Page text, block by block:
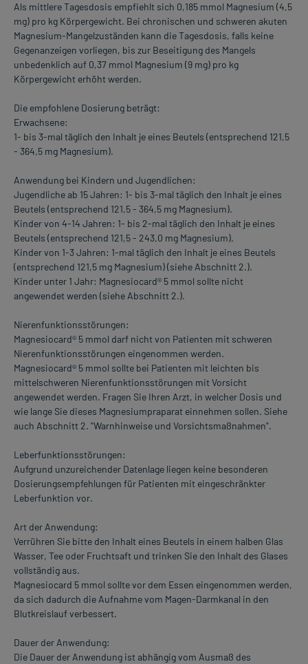
Als mittlere Tagesdosis empfiehlt sich 0,185 mmol Magnesium (4,5
mg) pro kg Körpergewicht. Bei chronischen und schweren akuten
Magnesium-Mangelzuständen kann die Tagesdosis, falls keine
Gegenanzeigen vorliegen, bis zur Beseitigung des Mangels
unbedenklich auf 0,37 mmol Magnesium (9 mg) pro kg
Körpergewicht erhöht werden.
Die empfohlene Dosierung beträgt:
Erwachsene:
1- bis 3-mal täglich den Inhalt je eines Beutels (entsprechend 121,5
- 364,5 mg Magnesium).
Anwendung bei Kindern und Jugendlichen:
Jugendliche ab 15 Jahren: 1- bis 3-mal täglich den Inhalt je eines
Beutels (entsprechend 121,5 - 364,5 mg Magnesium).
Kinder von 4-14 Jahren: 1- bis 2-mal täglich den Inhalt je eines
Beutels (entsprechend 121,5 - 243,0 mg Magnesium).
Kinder von 1-3 Jahren: 1-mal täglich den Inhalt je eines Beutels
(entsprechend 121,5 mg Magnesium) (siehe Abschnitt 2.).
Kinder unter 1 Jahr: Magnesiocard® 5 mmol sollte nicht
angewendet werden (siehe Abschnitt 2.).
Nierenfunktionsstörungen:
Magnesiocard® 5 mmol darf nicht von Patienten mit schweren
Nierenfunktionsstörungen eingenommen werden.
Magnesiocard® 5 mmol sollte bei Patienten mit leichten bis
mittelschweren Nierenfunktionsstörungen mit Vorsicht
angewendet werden. Fragen Sie Ihren Arzt, in welcher Dosis und
wie lange Sie dieses Magnesiumpraparat einnehmen sollen. Siehe
auch Abschnitt 2. "Warnhinweise und Vorsichtsmaßnahmen".
Leberfunktionsstörungen:
Aufgrund unzureichender Datenlage liegen keine besonderen
Dosierungsempfehlungen für Patienten mit eingeschränkter
Leberfunktion vor.
Art der Anwendung:
Verrühren Sie bitte den Inhalt eines Beutels in einem halben Glas
Wasser, Tee oder Fruchtsaft und trinken Sie den Inhalt des Glases
vollständig aus.
Magnesiocard 5 mmol sollte vor dem Essen eingenommen werden,
da sich dadurch die Aufnahme vom Magen-Darmkanal in den
Blutkreislauf verbessert.
Dauer der Anwendung:
Die Dauer der Anwendung ist abhängig vom Ausmaß des